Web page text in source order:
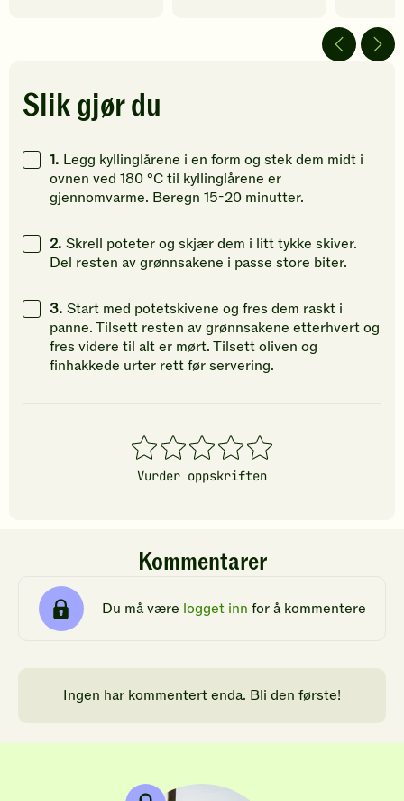
Klikk
for
gi
din
vurdering.
din
vurdering.
av
5
din
Slik gjør du
1. Legg kyllinglårene i en form og stek dem midt i
ovnen ved 180 °C til kyllinglårene er
gjennomvarme. Beregn 15-20 minutter.
2. Skrell poteter og skjær dem i litt tykke skiver.
Del resten av grønnsakene i passe store biter.
3. Start med potetskivene og fres dem raskt i
panne. Tilsett resten av grønnsakene etterhvert og
fres videre til alt er mørt. Tilsett oliven og
finhakkede urter rett før servering.
1
stjerner
2
stjerner
3
stjerner
4
stjerner
5
stjerner
Vurder oppskriften
Kommentarer
Du må være logget inn for å kommentere
Ingen har kommentert enda. Bli den første!